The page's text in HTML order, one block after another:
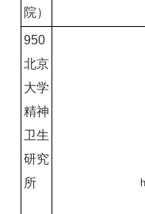
院）
950
北京
大学
精神
卫生
研究
所